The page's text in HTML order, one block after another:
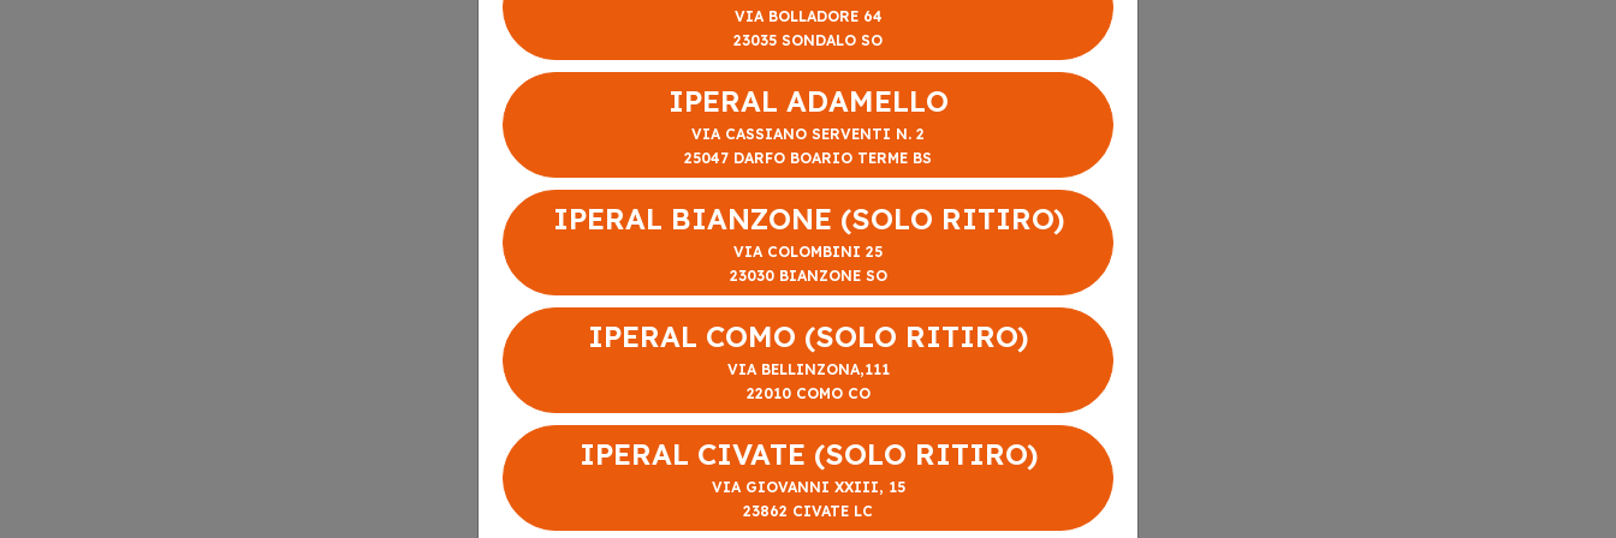
VIA BOLLADORE 64
23035 SONDALO SO
IPERAL ADAMELLO
VIA CASSIANO SERVENTI N. 2
25047 DARFO BOARIO TERME BS
IPERAL BIANZONE (SOLO RITIRO)
VIA COLOMBINI 25
23030 BIANZONE SO
IPERAL COMO (SOLO RITIRO)
VIA BELLINZONA,111
22010 COMO CO
IPERAL CIVATE (SOLO RITIRO)
VIA GIOVANNI XXIII, 15
23862 CIVATE LC